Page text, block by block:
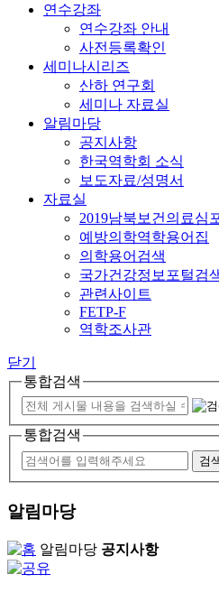
연수강좌
연수강좌 안내
사전등록확인
세미나시리즈
산하 연구회
세미나 자료실
알림마당
공지사항
한국역학회 소식
보도자료/성명서
자료실
2019남북보건의료심
예방의학역학용어집
의학용어검색
국가건강정보포털검
관련사이트
FETP-F
역학조사관
닫기
통합검색
통합검색
알림마당
알림마당 공지사항